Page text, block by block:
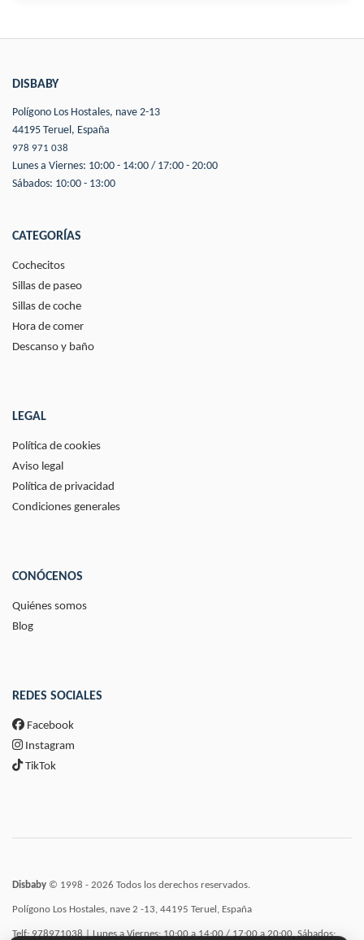
DISBABY
Polígono Los Hostales, nave 2-13
44195 Teruel, España
978 971 038
Lunes a Viernes: 10:00 - 14:00 / 17:00 - 20:00
Sábados: 10:00 - 13:00
CATEGORÍAS
Cochecitos
Sillas de paseo
Sillas de coche
Hora de comer
Descanso y baño
LEGAL
Política de cookies
Aviso legal
Política de privacidad
Condiciones generales
CONÓCENOS
Quiénes somos
Blog
REDES SOCIALES
Facebook
Instagram
TikTok
Disbaby © 1998 - 2026 Todos los derechos reservados.
Polígono Los Hostales, nave 2 -13, 44195 Teruel, España
Telf: 978971038 | Lunes a Viernes: 10:00 a 14:00 / 17:00 a 20:00, Sábados: